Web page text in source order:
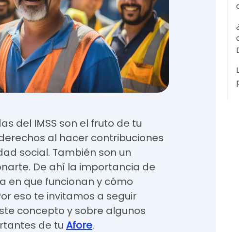
del IMSS son el fruto de tu
al hacer contribuciones
social. También son un
De ahí la importancia de
en que funcionan y cómo
eso te invitamos a seguir
concepto y sobre algunos
de tu Afore.